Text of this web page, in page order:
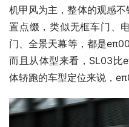
机甲风为主，整体的观感
置点缀，类似无框车门、
门、全景天幕等，都是
而且从体型来看，SL03比
体轿跑的车型定位来说，